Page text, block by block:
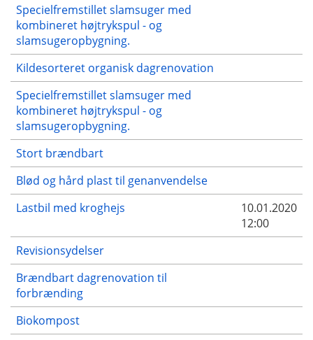
Specielfremstillet slamsuger med
kombineret højtrykspul - og
slamsugeropbygning.
Kildesorteret organisk dagrenovation
Specielfremstillet slamsuger med
kombineret højtrykspul - og
slamsugeropbygning.
Stort brændbart
Blød og hård plast til genanvendelse
Lastbil med kroghejs
10.01.2020
12:00
Revisionsydelser
Brændbart dagrenovation til
forbrænding
Biokompost